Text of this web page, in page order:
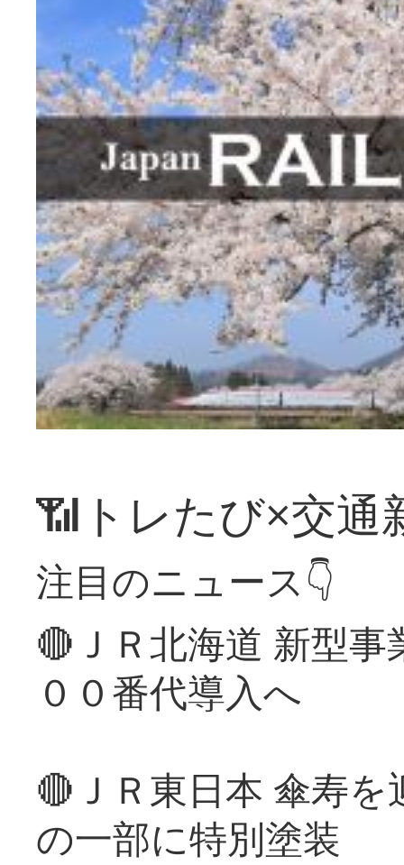
📶トレたび×交通
注目のニュース👇
🔴ＪＲ北海道 新型
００番代導入へ
🔴ＪＲ東日本 傘寿
の一部に特別塗装